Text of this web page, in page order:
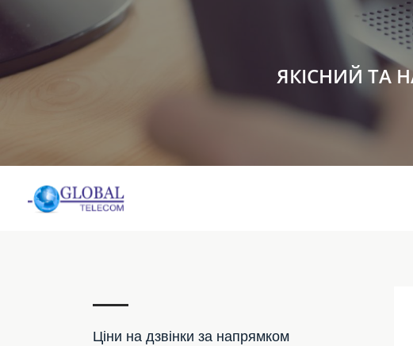
ЯКІСНИЙ ТА
Ціни на дзвінки за напрямком